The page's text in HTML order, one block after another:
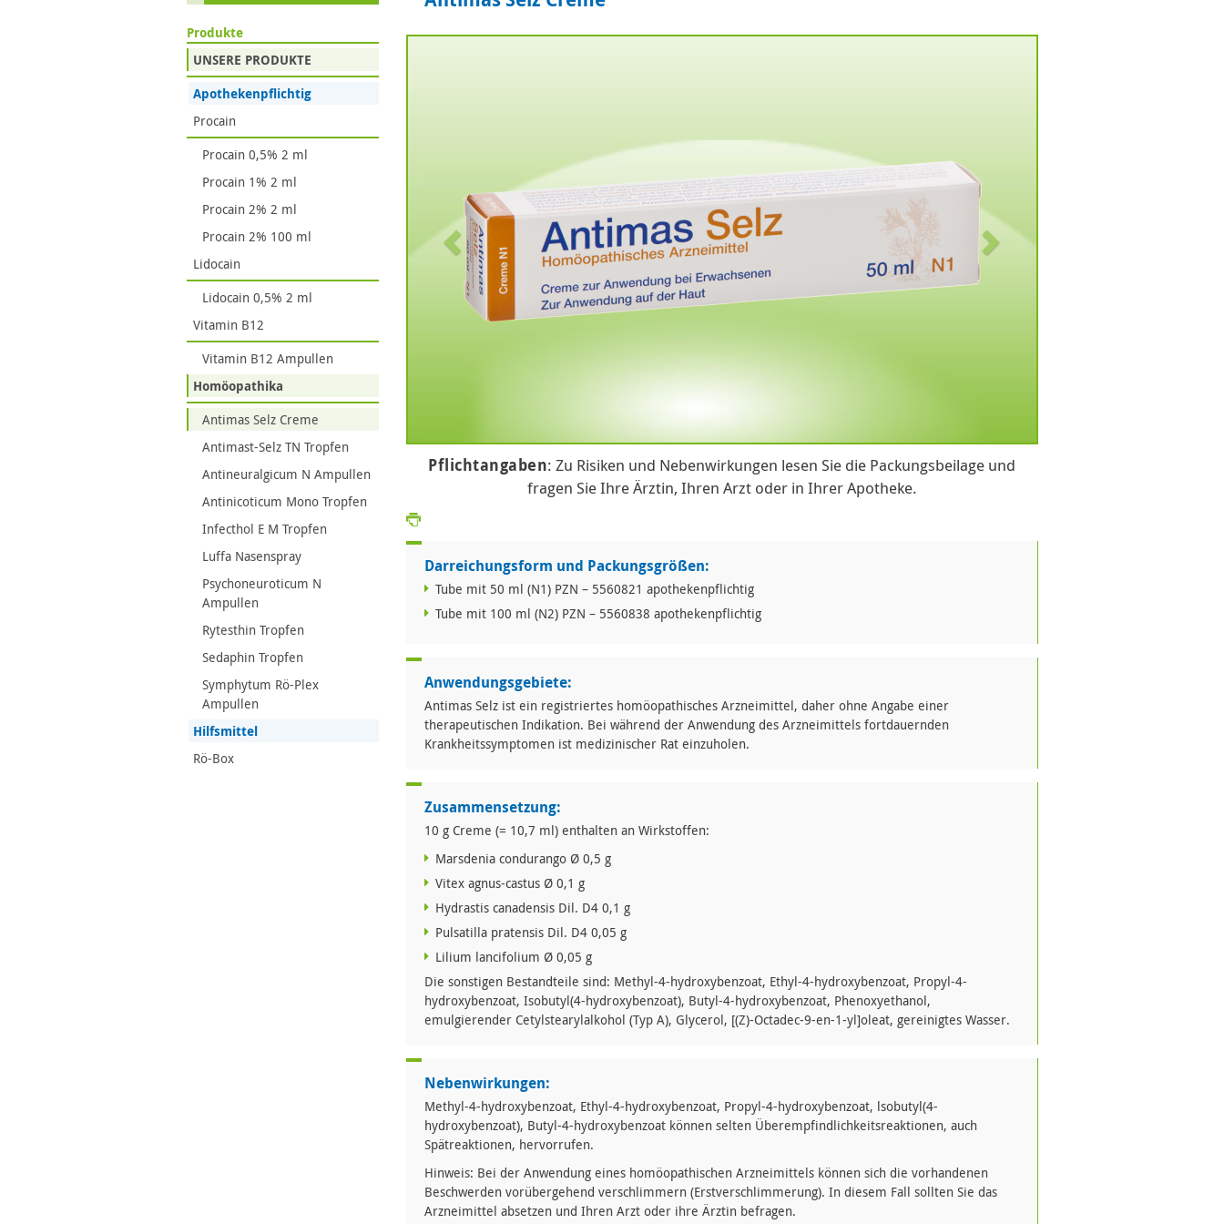
Pflichtangaben: Zu Risiken und Nebenwirkungen lesen Sie die Packungsbeilage und
fragen Sie Ihre Ärztin, Ihren Arzt oder in Ihrer Apotheke.
Darreichungsform und Packungsgrößen:
Tube mit 50 ml (N1) PZN – 5560821 apothekenpflichtig
Tube mit 100 ml (N2) PZN – 5560838 apothekenpflichtig
Anwendungsgebiete:
Antimas Selz ist ein registriertes homöopathisches Arzneimittel, daher ohne Angabe einer
therapeutischen Indikation. Bei während der Anwendung des Arzneimittels fortdauernden
Krankheitssymptomen ist medizinischer Rat einzuholen.
Zusammensetzung:
10 g Creme (= 10,7 ml) enthalten an Wirkstoffen:
Marsdenia condurango Ø 0,5 g
Vitex agnus-castus Ø 0,1 g
Hydrastis canadensis Dil. D4 0,1 g
Pulsatilla pratensis Dil. D4 0,05 g
Lilium lancifolium Ø 0,05 g
Die sonstigen Bestandteile sind: Methyl-4-hydroxybenzoat, Ethyl-4-hydroxybenzoat, Propyl-4-
hydroxybenzoat, Isobutyl(4-hydroxybenzoat), Butyl-4-hydroxybenzoat, Phenoxyethanol,
emulgierender Cetylstearylalkohol (Typ A), Glycerol, [(Z)-Octadec-9-en-1-yl]oleat, gereinigtes Wasser.
Nebenwirkungen:
Methyl-4-hydroxybenzoat, Ethyl-4-hydroxybenzoat, Propyl-4-hydroxybenzoat, lsobutyl(4-
hydroxybenzoat), Butyl-4-hydroxybenzoat können selten Überempfindlichkeitsreaktionen, auch
Spätreaktionen, hervorrufen.
Hinweis: Bei der Anwendung eines homöopathischen Arzneimittels können sich die vorhandenen
Beschwerden vorübergehend verschlimmern (Erstverschlimmerung). In diesem Fall sollten Sie das
Arzneimittel absetzen und Ihren Arzt oder ihre Ärztin befragen.
Produkte
UNSERE PRODUKTE
Apothekenpflichtig
Procain
Procain 0,5% 2 ml
Procain 1% 2 ml
Procain 2% 2 ml
Procain 2% 100 ml
Lidocain
Lidocain 0,5% 2 ml
Vitamin B12
Vitamin B12 Ampullen
Homöopathika
Antimas Selz Creme
Antimast-Selz TN Tropfen
Antineuralgicum N Ampullen
Antinicoticum Mono Tropfen
Infecthol E M Tropfen
Luffa Nasenspray
Psychoneuroticum N
Ampullen
Rytesthin Tropfen
Sedaphin Tropfen
Symphytum Rö-Plex
Ampullen
Hilfsmittel
Rö-Box